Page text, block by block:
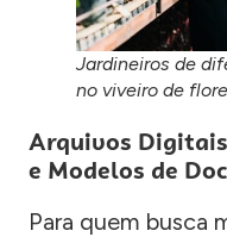
Jardineiros de
no viveiro de
Arquivos
e Modelos de
Para quem busca